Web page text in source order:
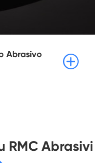
Abrasivo

RMC Abrasivi